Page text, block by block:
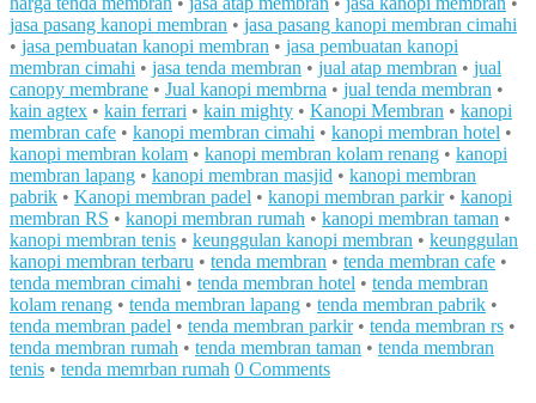
jasa pasang kanopi membran • jasa pasang kanopi membran cimahi
• jasa pembuatan kanopi membran • jasa pembuatan kanopi
membran cimahi • jasa tenda membran • jual atap membran • jual
canopy membrane • Jual kanopi membrna • jual tenda membran •
kain agtex • kain ferrari • kain mighty • Kanopi Membran • kanopi
membran cafe • kanopi membran cimahi • kanopi membran hotel •
kanopi membran kolam • kanopi membran kolam renang • kanopi
membran lapang • kanopi membran masjid • kanopi membran
pabrik • Kanopi membran padel • kanopi membran parkir• kanopi
membran RS • kanopi membran rumah • kanopi membran taman •
kanopi membran tenis • keunggulan kanopi membran • keunggulan
kanopi membran terbaru • tenda membran • tenda membran cafe •
tenda membran cimahi • tenda membran hotel • tenda membran
kolam renang • tenda membran lapang • tenda membran pabrik •
tenda membran padel • tenda membran parkir• tenda membran rs •
tenda membran rumah • tenda membran taman • tenda membran
tenis • tenda memrban rumah 0 Comments